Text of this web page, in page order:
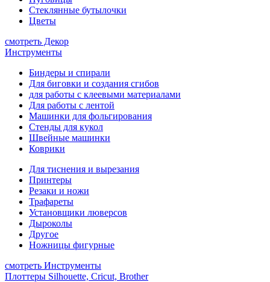
Стеклянные бутылочки
Цветы
смотреть Декор
Инструменты
Биндеры и спирали
Для биговки и создания сгибов
для работы с клеевыми материалами
Для работы с лентой
Машинки для фольгирования
Стенды для кукол
Швейные машинки
Коврики
Для тиснения и вырезания
Принтеры
Резаки и ножи
Трафареты
Установщики люверсов
Дыроколы
Другое
Ножницы фигурные
смотреть Инструменты
Плоттеры Silhouette, Cricut, Brother